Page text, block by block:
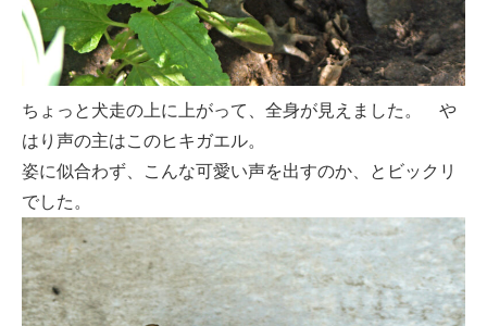
ちょっと犬走の上に上がって、全身が見えました。 や
はり声の主はこのヒキガエル。
姿に似合わず、こんな可愛い声を出すのか、とビックリ
でした。